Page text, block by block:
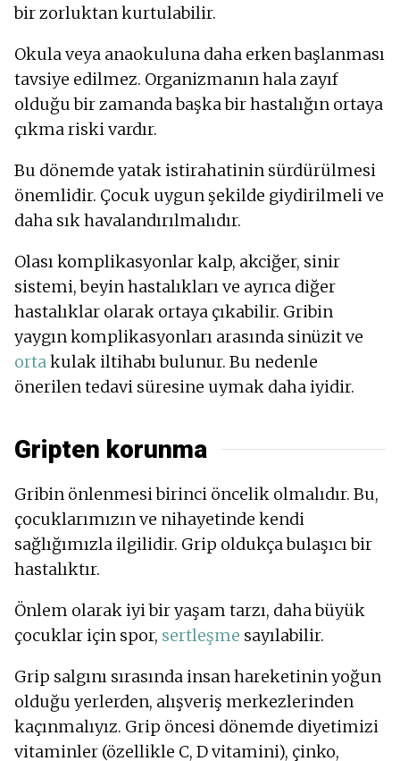
bir zorluktan kurtulabilir.
Okula veya anaokuluna daha erken başlanması
tavsiye edilmez. Organizmanın hala zayıf
olduğu bir zamanda başka bir hastalığın ortaya
çıkma riski vardır.
Bu dönemde yatak istirahatinin sürdürülmesi
önemlidir. Çocuk uygun şekilde giydirilmeli ve
daha sık havalandırılmalıdır.
Olası komplikasyonlar kalp, akciğer, sinir
sistemi, beyin hastalıkları ve ayrıca diğer
hastalıklar olarak ortaya çıkabilir. Gribin
yaygın komplikasyonları arasında sinüzit ve
ortakulak iltihabı bulunur. Bu nedenle
önerilen tedavi süresine uymak daha iyidir.
Gripten korunma
Gribin önlenmesi birinci öncelik olmalıdır. Bu,
çocuklarımızın ve nihayetinde kendi
sağlığımızla ilgilidir. Grip oldukça bulaşıcı bir
hastalıktır.
Önlem olarak iyi bir yaşam tarzı, daha büyük
çocuklar için spor, sertleşme sayılabilir.
Grip salgını sırasında insan hareketinin yoğun
olduğu yerlerden, alışveriş merkezlerinden
kaçınmalıyız. Grip öncesi dönemde diyetimizi
vitaminler (özellikle C, D vitamini), çinko,